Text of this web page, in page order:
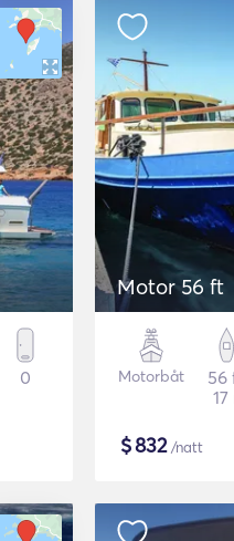
0
Motor 56 ft
Motorbåt
56
$832/natt